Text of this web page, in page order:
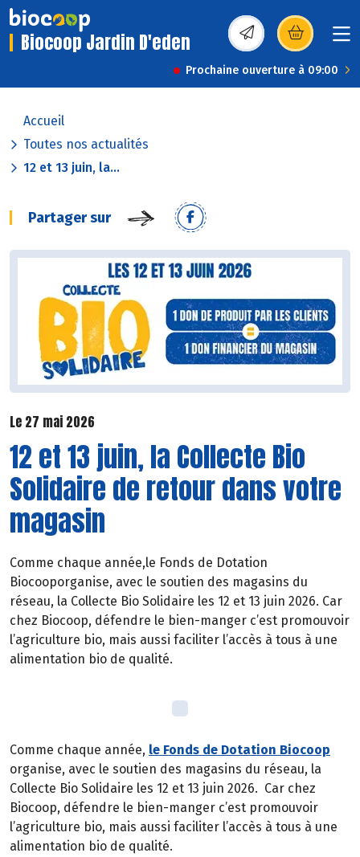
Biocoop Jardin D'eden (s’ouvre dans une
Prochaine ouverture à 09:00
Accueil
Toutes nos actualités
12 et 13 juin, la...
Partager sur
Le 27 mai 2026
12 et 13 juin, la Collecte Bio
Solidaire de retour dans votre
magasin
Comme chaque année,le Fonds de Dotation
Biocooporganise, avec le soutien des magasins du
réseau, la Collecte Bio Solidaire les 12 et 13 juin 2026. Car
chez Biocoop, défendre le bien-manger c’est promouvoir
l’agriculture bio, mais aussi faciliter l’accès à tous à une
alimentation bio de qualité.
Comme chaque année, le Fonds de Dotation Biocoop
organise, avec le soutien des magasins du réseau, la
Collecte Bio Solidaire les 12 et 13 juin 2026. Car chez
Biocoop, défendre le bien-manger c’est promouvoir
l’agriculture bio, mais aussi faciliter l’accès à tous à une
alimentation bio de qualité.